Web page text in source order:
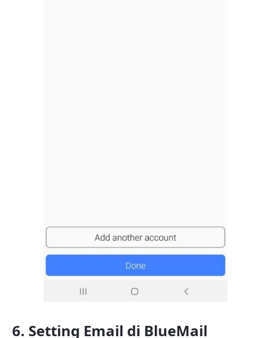
6. Setting Email di BlueMail